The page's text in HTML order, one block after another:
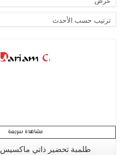
مشاهدة سريعة
طلمبة تحضير ذاتي ماكسيس 1/2 حصان